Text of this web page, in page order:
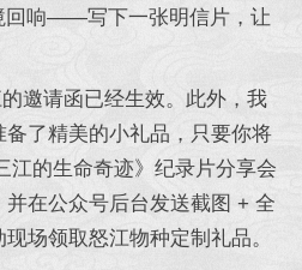
响——写下一张明信片，让
邀请函已经生效。此外，我
了精美的小礼品，只要你将
江的生命奇迹》纪录片分享会
在公众号后台发送截图 + 全
场领取怒江物种定制礼品。